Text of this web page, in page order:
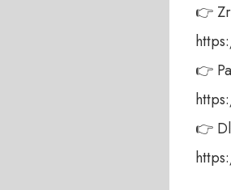
👉
👉
👉